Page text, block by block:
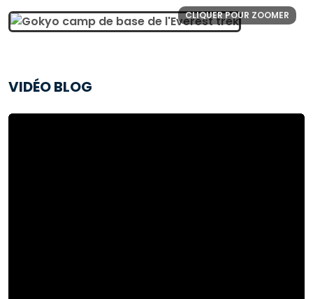
CLIQUER POUR ZOOMER
VIDÉO BLOG